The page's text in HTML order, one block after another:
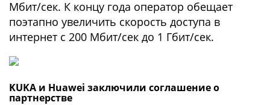
Мбит/сек. К концу года оператор обещает
поэтапно увеличить скорость доступа в
интернет с 200 Мбит/сек до 1 Гбит/сек.
KUKA и Huawei заключили соглашение о
партнерстве